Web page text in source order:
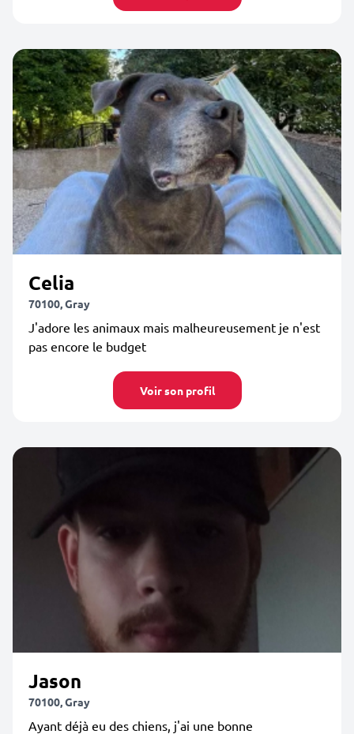
Celia
70100, Gray
J'adore les animaux mais malheureusement je n'est
pas encore le budget
Voir son profil
Jason
70100, Gray
Ayant déjà eu des chiens, j'ai une bonne